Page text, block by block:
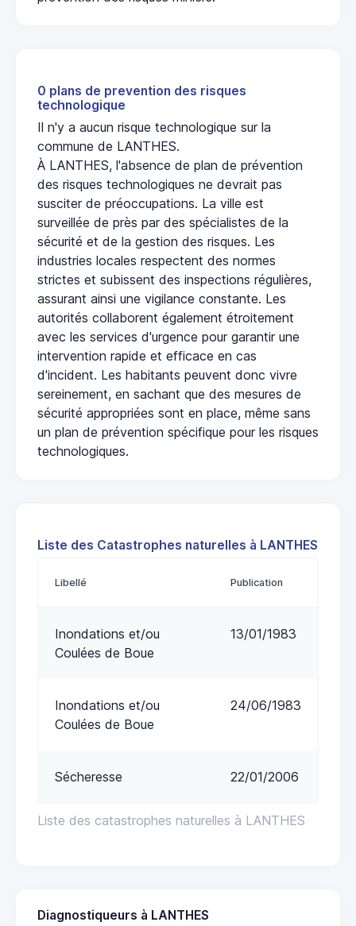
0 plans de prevention des risques
technologique
Il n'y a aucun risque technologique sur la
commune de LANTHES.
À LANTHES, l'absence de plan de prévention
des risques technologiques ne devrait pas
susciter de préoccupations. La ville est
surveillée de près par des spécialistes de la
sécurité et de la gestion des risques. Les
industries locales respectent des normes
strictes et subissent des inspections régulières,
assurant ainsi une vigilance constante. Les
autorités collaborent également étroitement
avec les services d'urgence pour garantir une
intervention rapide et efficace en cas
d'incident. Les habitants peuvent donc vivre
sereinement, en sachant que des mesures de
sécurité appropriées sont en place, même sans
un plan de prévention spécifique pour les risques
technologiques.
Liste des Catastrophes naturelles à LANTHES
Liste des catastrophes naturelles à LANTHES
Libellé Publication
Inondations et/ou
Coulées de Boue
13/01/1983
Inondations et/ou
Coulées de Boue
24/06/1983
Sécheresse 22/01/2006
Diagnostiqueurs à LANTHES